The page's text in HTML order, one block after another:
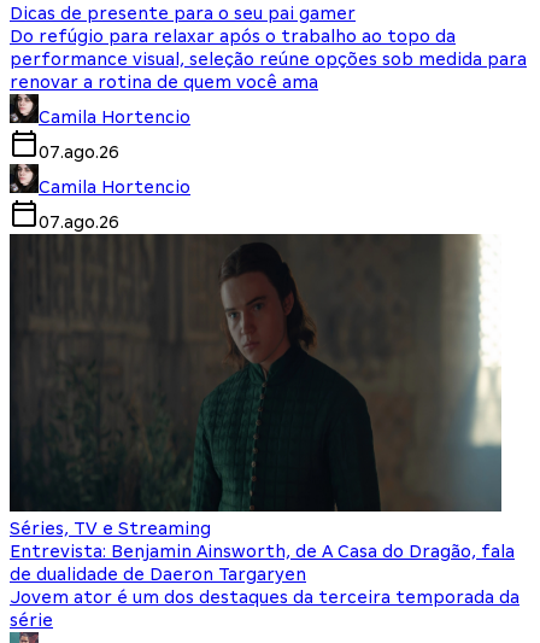
Dicas de presente para o seu pai gamer
Do refúgio para relaxar após o trabalho ao topo da
performance visual, seleção reúne opções sob medida para
renovar a rotina de quem você ama
Camila Hortencio
07.ago.26
Camila Hortencio
07.ago.26
Séries, TV e Streaming
Entrevista: Benjamin Ainsworth, de A Casa do Dragão, fala
de dualidade de Daeron Targaryen
Jovem ator é um dos destaques da terceira temporada da
série